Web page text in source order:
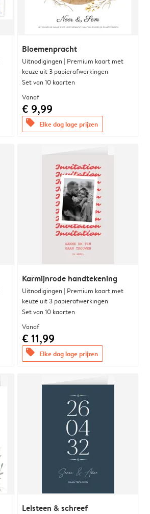
Bloemenpracht
Uitnodigingen | Premium kaart met
keuze uit 3 papierafwerkingen
Set van 10 kaarten
Vanaf
€ 9,99
offers Elke dag lage prijzen
Karmijnrode handtekening
Uitnodigingen | Premium kaart met
keuze uit 3 papierafwerkingen
Set van 10 kaarten
Vanaf
€ 11,99
offers Elke dag lage prijzen
Leisteen & schreef